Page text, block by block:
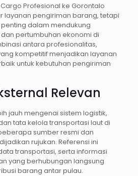
Profesional ke Gorontalo
layanan pengiriman barang, tetapi
dalam mendukung
pertumbuhan ekonomi di
antara profesionalitas,
kompetitif menjadikan layanan
untuk kebutuhan pengiriman
Relevan
jauh mengenai sistem logistik,
tata kelola transportasi laut di
sumber resmi dan
rujukan. Referensi ini
transportasi, serta informasi
yang berhubungan langsung
barang antar pulau.